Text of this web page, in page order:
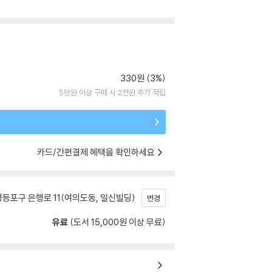
330원 (3%)
5만원 이상 구매 시 2천원 추가 적립
카드/간편결제 혜택을 확인하세요
포구 은행로 11(여의도동, 일신빌딩) 변경
유료 (도서 15,000원 이상 무료)